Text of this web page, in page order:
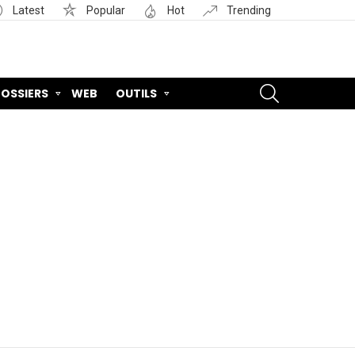
Latest Popular Hot Trending
WEB OUTILS